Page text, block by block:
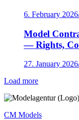
6. February 2026
Model
— Rights,
27. January 2026
Load more
CM Models